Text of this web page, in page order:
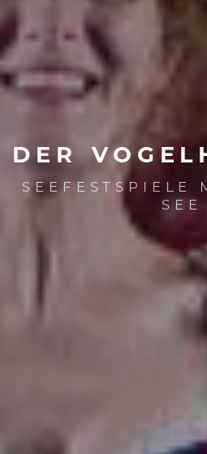
DER
SEEFESTSPIELE
SEE